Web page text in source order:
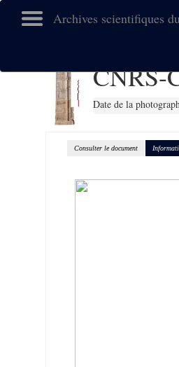
Archives scientifiques
CNRS-
Date de la
Consulter le document